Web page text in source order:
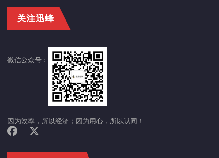
关注迅蜂
微信公众号：
因为效率，所以经济；因为用心，所以认同！